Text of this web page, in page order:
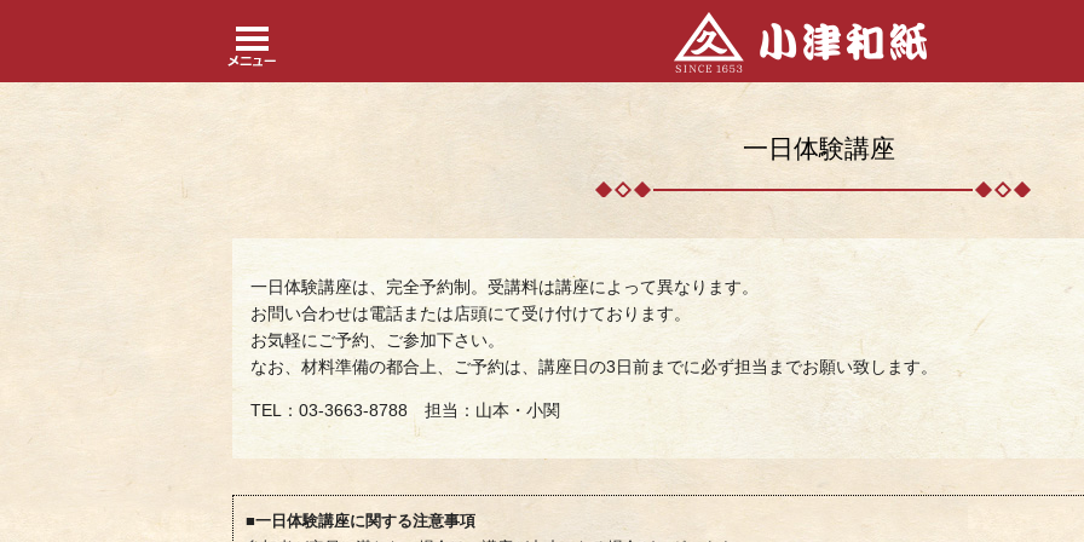
一日体験講座
一日体験講座は、完全予約制。受講料は講座によって異なります。
お問い合わせは電話または店頭にて受け付けております。
お気軽にご予約、ご参加下さい。
なお、材料準備の都合上、ご予約は、講座日の3日前までに必ず担当までお願い致します。
TEL：03-3663-8788 担当：山本・小関
■一日体験講座に関する注意事項